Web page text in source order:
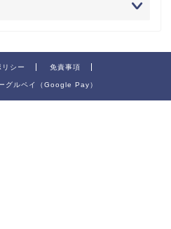
シー 免責事項
ルペイ（Google Pay）